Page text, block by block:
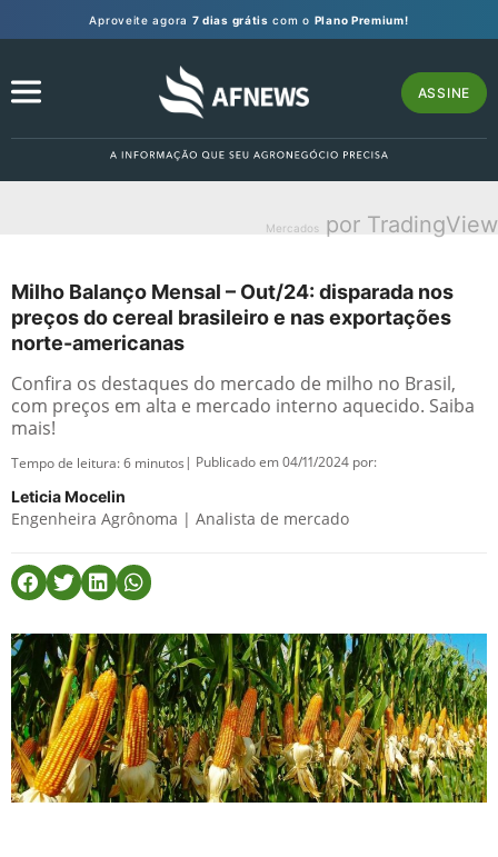
Aproveite agora 7 dias grátis com o Plano Premium!
ASSINE
Mercados por TradingView
Milho Balanço Mensal – Out/24: disparada nos
preços do cereal brasileiro e nas exportações
norte-americanas
Confira os destaques do mercado de milho no Brasil,
com preços em alta e mercado interno aquecido. Saiba
mais!
Tempo de leitura:6 minutos | Publicado em 04/11/2024 por:
Leticia Mocelin
Engenheira Agrônoma | Analista de mercado